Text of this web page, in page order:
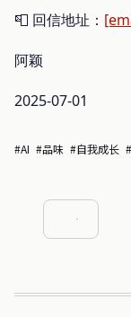
📮 回信地址：
阿颖
2025-07-01
#AI #品味 #自我成长